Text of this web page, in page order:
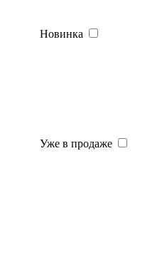
Новинка
Уже в продаже